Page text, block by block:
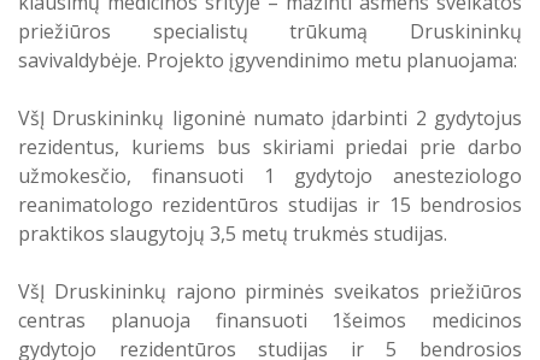
priežiūros specialistų trūkumą Druskininkų
savivaldybėje. Projekto įgyvendinimo metu planuojama:
VšĮ Druskininkų ligoninė numato įdarbinti 2 gydytojus
rezidentus, kuriems bus skiriami priedai prie darbo
užmokesčio, finansuoti 1 gydytojo anesteziologo
reanimatologo rezidentūros studijas ir 15 bendrosios
praktikos slaugytojų 3,5 metų trukmės studijas.
VšĮ Druskininkų rajono pirminės sveikatos priežiūros
centras planuoja finansuoti 1šeimos medicinos
gydytojo rezidentūros studijas ir 5 bendrosios